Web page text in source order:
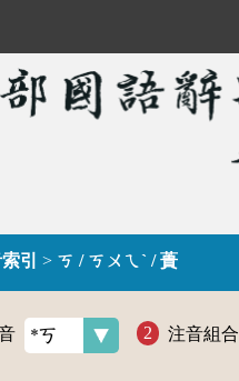
引 > ㄎ / ㄎㄨㄟˋ / 蕢
注音組合